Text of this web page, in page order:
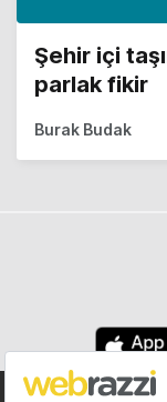
Şehir içi
parlak fikir
Burak Budak